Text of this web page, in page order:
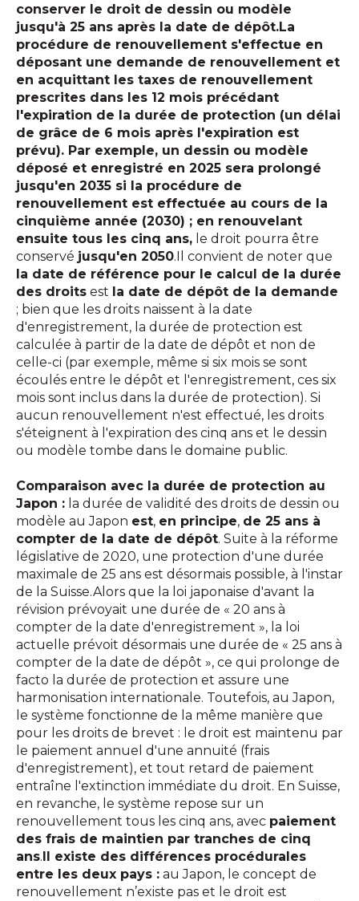
conserver le droit de dessin ou modèle
jusqu'à 25 ans après la date de dépôt.La
procédure de renouvellement s'effectue en
déposant une demande de renouvellement et
en acquittant les taxes de renouvellement
prescrites dans les 12 mois précédant
l'expiration de la durée de protection (un délai
de grâce de 6 mois après l'expiration est
prévu). Par exemple, un dessin ou modèle
déposé et enregistré en 2025 sera prolongé
jusqu'en 2035 si la procédure de
renouvellement est effectuée au cours de la
cinquième année (2030) ; en renouvelant
ensuite tous les cinq ans, le droit pourra être
conservé jusqu'en 2050.Il convient de noter que
la date de référence pour le calcul de la durée
des droits est la date de dépôt de la demande
; bien que les droits naissent à la date
d'enregistrement, la durée de protection est
calculée à partir de la date de dépôt et non de
celle-ci (par exemple, même si six mois se sont
écoulés entre le dépôt et l'enregistrement, ces six
mois sont inclus dans la durée de protection). Si
aucun renouvellement n'est effectué, les droits
s'éteignent à l'expiration des cinq ans et le dessin
ou modèle tombe dans le domaine public.
Comparaison avec la durée de protection au
Japon : la durée de validité des droits de dessin ou
modèle au Japon est, en principe, de 25 ans à
compter de la date de dépôt. Suite à la réforme
législative de 2020, une protection d'une durée
maximale de 25 ans est désormais possible, à l'instar
de la Suisse.Alors que la loi japonaise d'avant la
révision prévoyait une durée de « 20 ans à
compter de la date d'enregistrement », la loi
actuelle prévoit désormais une durée de « 25 ans à
compter de la date de dépôt », ce qui prolonge de
facto la durée de protection et assure une
harmonisation internationale. Toutefois, au Japon,
le système fonctionne de la même manière que
pour les droits de brevet : le droit est maintenu par
le paiement annuel d'une annuité (frais
d'enregistrement), et tout retard de paiement
entraîne l'extinction immédiate du droit. En Suisse,
en revanche, le système repose sur un
renouvellement tous les cinq ans, avec paiement
des frais de maintien par tranches de cinq
ans.Il existe des différences procédurales
entre les deux pays : au Japon, le concept de
renouvellement n’existe pas et le droit est